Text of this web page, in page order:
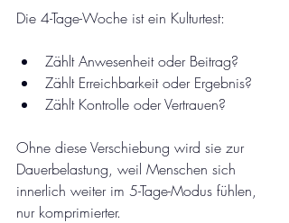
Die 4-Tage-Woche ist ein Kulturtest:
Zählt Anwesenheit oder Beitrag?
Zählt Erreichbarkeit oder Ergebnis?
Zählt Kontrolle oder Vertrauen?
Ohne diese Verschiebung wird sie zur
Dauerbelastung, weil Menschen sich
innerlich weiter im 5-Tage-Modus fühlen,
nur komprimierter.